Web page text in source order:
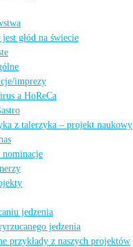
głód na świecie
imprezy
a HoReCa
z talerzyka – projekt naukowy
nominacje
jedzenia
jedzenia
przykłady z naszych projektów